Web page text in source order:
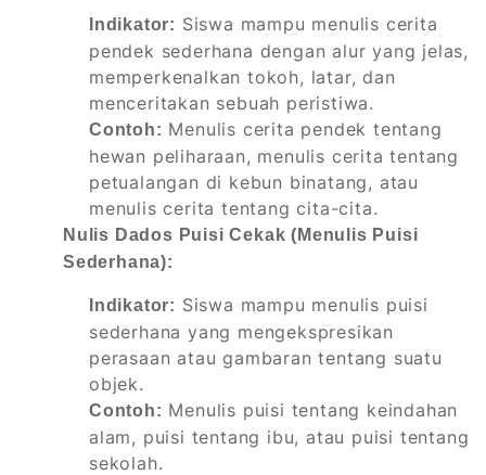
Indikator: Siswa mampu menulis cerita
pendek sederhana dengan alur yang jelas,
memperkenalkan tokoh, latar, dan
menceritakan sebuah peristiwa.
Contoh: Menulis cerita pendek tentang
hewan peliharaan, menulis cerita tentang
petualangan di kebun binatang, atau
menulis cerita tentang cita-cita.
Nulis Dados Puisi Cekak (Menulis Puisi
Sederhana):
Indikator: Siswa mampu menulis puisi
sederhana yang mengekspresikan
perasaan atau gambaran tentang suatu
objek.
Contoh: Menulis puisi tentang keindahan
alam, puisi tentang ibu, atau puisi tentang
sekolah.